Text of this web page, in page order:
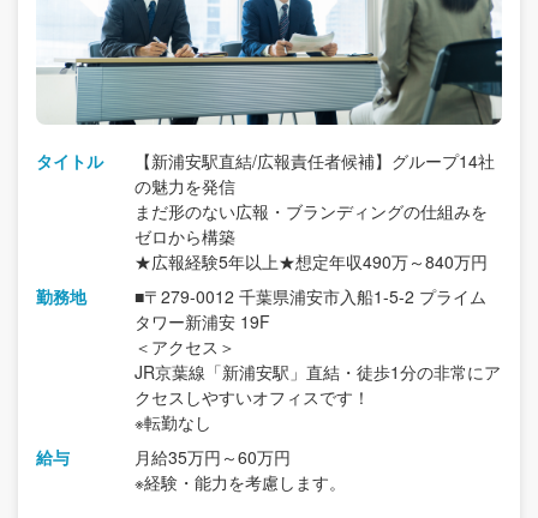
タイトル
【新浦安駅直結/広報責任者候補】グループ14社
の魅力を発信
まだ形のない広報・ブランディングの仕組みを
ゼロから構築
★広報経験5年以上★想定年収490万～840万円
勤務地
■〒279-0012 千葉県浦安市入船1-5-2 プライム
タワー新浦安 19F
＜アクセス＞
JR京葉線「新浦安駅」直結・徒歩1分の非常にア
クセスしやすいオフィスです！
※転勤なし
給与
月給35万円～60万円
※経験・能力を考慮します。